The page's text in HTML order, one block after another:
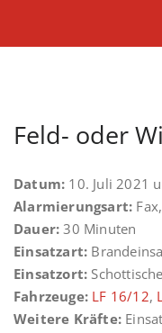
Feld- oder
Datum: 10. Juli 2021
Alarmierungsart:
Dauer: 30 Minuten
Einsatzart:
Einsatzort:
Fahrzeuge: LF 16/12,
Weitere Kräfte: